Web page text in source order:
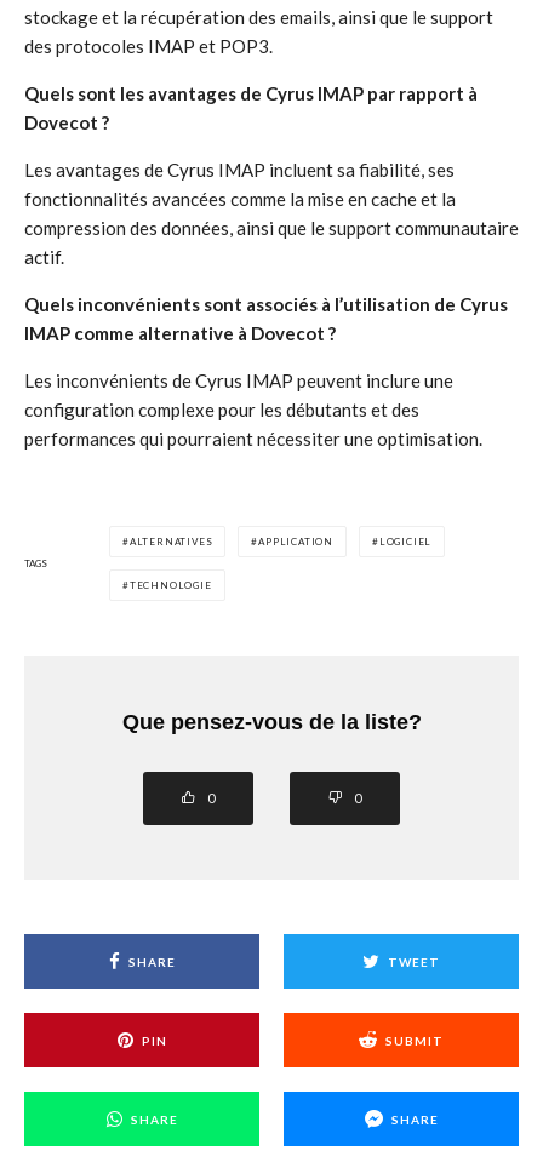
stockage et la récupération des emails, ainsi que le support
des protocoles IMAP et POP3.
Quels sont les avantages de Cyrus IMAP par rapport à
Dovecot ?
Les avantages de Cyrus IMAP incluent sa fiabilité, ses
fonctionnalités avancées comme la mise en cache et la
compression des données, ainsi que le support communautaire
actif.
Quels inconvénients sont associés à l’utilisation de Cyrus
IMAP comme alternative à Dovecot ?
Les inconvénients de Cyrus IMAP peuvent inclure une
configuration complexe pour les débutants et des
performances qui pourraient nécessiter une optimisation.
TAGS
ALTERNATIVES APPLICATION LOGICIEL
TECHNOLOGIE
Que pensez-vous de la liste?
0 0
SHARE TWEET
PIN SUBMIT
SHARE SHARE